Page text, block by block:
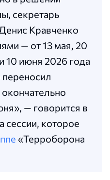
секретарь
Кравченко
— от 13 мая, 20
10 июня 2026 года
— говорится в
сессии, которое
«Терроборона